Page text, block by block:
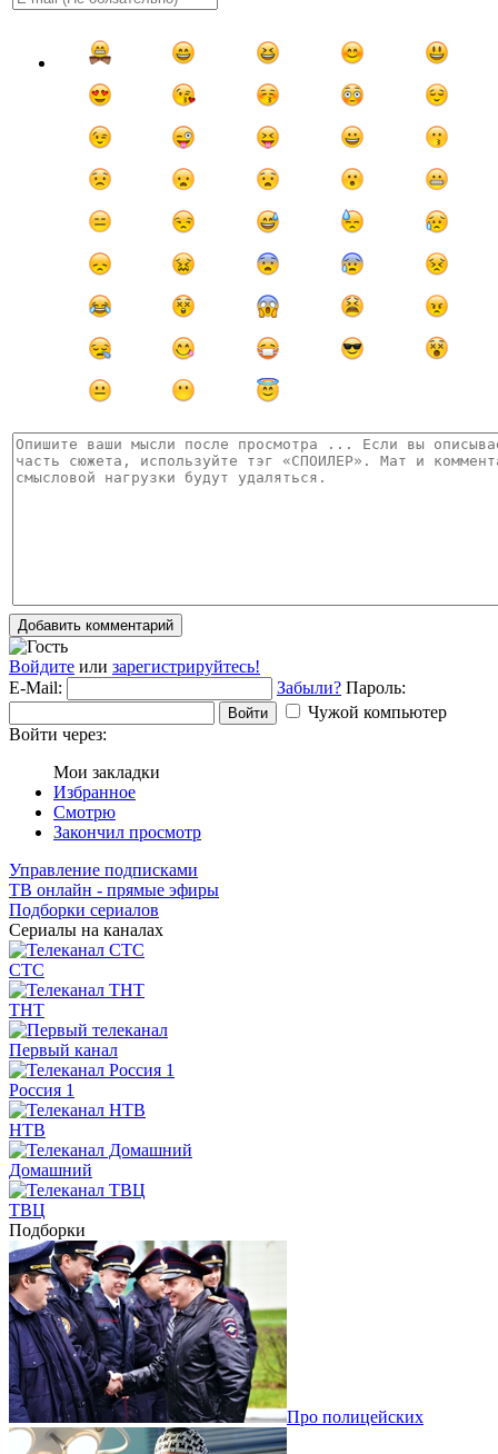
Добавить комментарий
Войдите или зарегистрируйтесь!
E-Mail:
Забыли? Пароль:
Войти
Чужой компьютер
Войти через:
Мои закладки
Избранное
Смотрю
Закончил просмотр
Управление подписками
ТВ онлайн - прямые эфиры
Подборки сериалов
Сериалы на каналах
СТС
ТНТ
Первый канал
Россия 1
НТВ
Домашний
ТВЦ
Подборки
Про полицейских